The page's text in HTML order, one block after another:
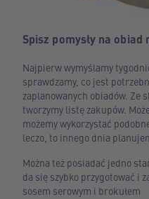
Spisz pomysły na obiad
Najpierw wymyślamy
sprawdzamy, co jest
zaplanowanych obiadów. Ze
tworzymy listę zakupów.
możemy wykorzystać
leczo, to innego dnia
Można też posiadać jedno
da się szybko przygotować i
sosem serowym i brokułem